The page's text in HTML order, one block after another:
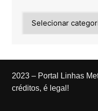
2023 – Portal Linhas
créditos, é legal!